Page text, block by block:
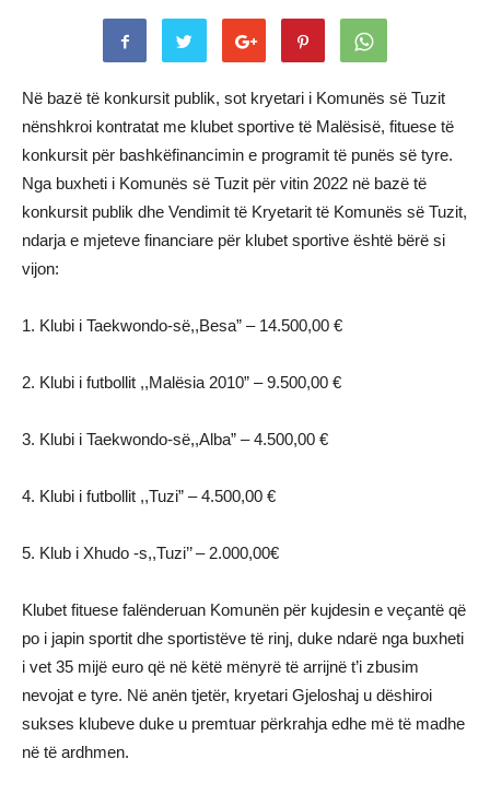
Në bazë të konkursit publik, sot kryetari i Komunës së Tuzit
nënshkroi kontratat me klubet sportive të Malësisë, fituese të
konkursit për bashkëfinancimin e programit të punës së tyre.
Nga buxheti i Komunës së Tuzit për vitin 2022 në bazë të
konkursit publik dhe Vendimit të Kryetarit të Komunës së Tuzit,
ndarja e mjeteve financiare për klubet sportive është bërë si
vijon:
1. Klubi i Taekwondo-së,,Besa” – 14.500,00 €
2. Klubi i futbollit ,,Malësia 2010” – 9.500,00 €
3. Klubi i Taekwondo-së,,Alba” – 4.500,00 €
4. Klubi i futbollit ,,Tuzi” – 4.500,00 €
5. Klub i Xhudo -s,,Tuzi’’ – 2.000,00€
Klubet fituese falënderuan Komunën për kujdesin e veçantë që
po i japin sportit dhe sportistëve të rinj, duke ndarë nga buxheti
i vet 35 mijë euro që në këtë mënyrë të arrijnë t’i zbusim
nevojat e tyre. Në anën tjetër, kryetari Gjeloshaj u dëshiroi
sukses klubeve duke u premtuar përkrahja edhe më të madhe
në të ardhmen.